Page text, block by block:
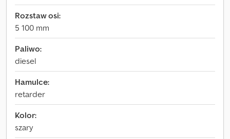
Rozstaw osi:
5 100 mm
Paliwo:
diesel
Hamulce:
retarder
Kolor:
szary